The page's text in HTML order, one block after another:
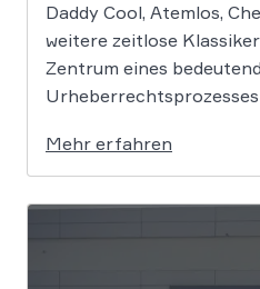
Daddy Cool, Atemlos,
weitere zeitlose
Zentrum eines
Urheberrechtsprozesses
die Rechte ihrer
Unternehmen hinter der
App werden massive
entscheidende Frage
Mehr erfahren